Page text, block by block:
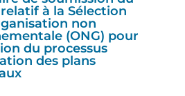
à la Sélection
non
(ONG) pour
du processus
des plans